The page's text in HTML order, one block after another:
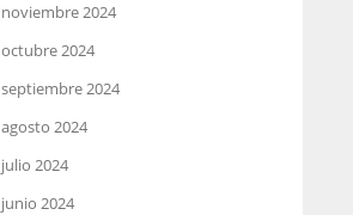
noviembre 2024
octubre 2024
septiembre 2024
agosto 2024
julio 2024
junio 2024